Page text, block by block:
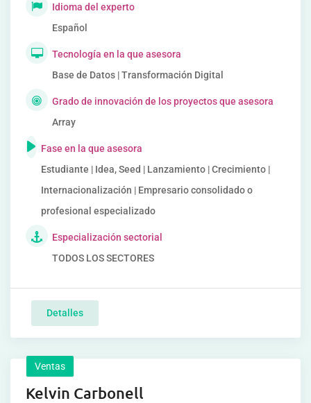
Idioma del experto
Español
Tecnología en la que asesora
Base de Datos | Transformación Digital
Grado de innovación de los proyectos que asesora
Array
Fase en la que asesora
Estudiante | Idea, Seed | Lanzamiento | Crecimiento |
Internacionalización | Empresario consolidado o
profesional especializado
Especialización sectorial
TODOS LOS SECTORES
Detalles
Ventas
Kelvin Carbonell